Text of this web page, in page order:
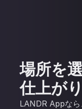
場所を
仕上がり
LANDR Appな